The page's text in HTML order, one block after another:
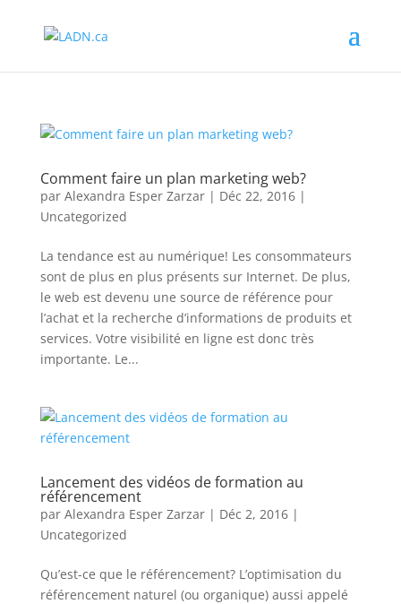
Comment faire un plan marketing web?
par Alexandra Esper Zarzar| Déc 22, 2016|
Uncategorized
La tendance est au numérique! Les consommateurs
sont de plus en plus présents sur Internet. De plus,
le web est devenu une source de référence pour
l’achat et la recherche d’informations de produits et
services. Votre visibilité en ligne est donc très
importante. Le...
Lancement des vidéos de formation au
référencement
par Alexandra Esper Zarzar| Déc 2, 2016|
Uncategorized
Qu’est-ce que le référencement? L’optimisation du
référencement naturel (ou organique) aussi appelé